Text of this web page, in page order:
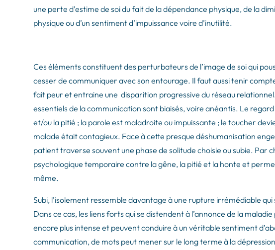
une perte d’estime de soi du fait de la dépendance physique, de la
physique ou d’un sentiment d’impuissance voire d’inutilité.
Ces éléments constituent des perturbateurs de l’image de soi qui
cesser de communiquer avec son entourage. Il faut aussi tenir
fait peur et entraine une disparition progressive du réseau
essentiels de la communication sont biaisés, voire anéantis. Le
et/ou la pitié ; la parole est maladroite ou impuissante ; le toucher
malade était contagieux. Face à cette presque déshumanisation
patient traverse souvent une phase de solitude choisie ou subie. Par
psychologique temporaire contre la gêne, la pitié et la honte et
même.
Subi, l’isolement ressemble davantage à une rupture irrémédiable
Dans ce cas, les liens forts qui se distendent à l’annonce de la
encore plus intense et peuvent conduire à un véritable sentiment
communication, de mots peut mener sur le long terme à la